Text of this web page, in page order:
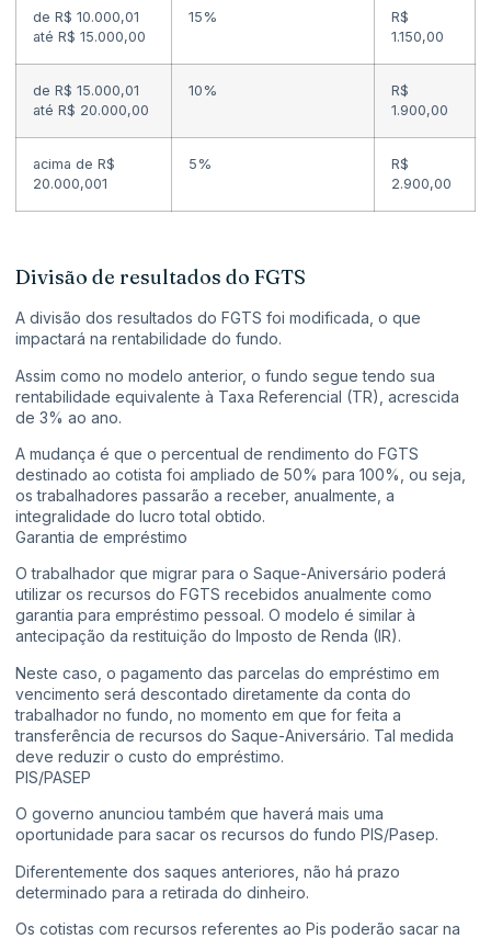
de R$ 10.000,01
até R$ 15.000,00
15%
R$
1.150,00
de R$ 15.000,01
até R$ 20.000,00
10%
R$
1.900,00
acima de R$
20.000,001
5%
R$
2.900,00
Divisão de resultados do FGTS
A divisão dos resultados do FGTS foi modificada, o que
impactará na rentabilidade do fundo.
Assim como no modelo anterior, o fundo segue tendo sua
rentabilidade equivalente à Taxa Referencial (TR), acrescida
de 3% ao ano.
A mudança é que o percentual de rendimento do FGTS
destinado ao cotista foi ampliado de 50% para 100%, ou seja,
os trabalhadores passarão a receber, anualmente, a
integralidade do lucro total obtido.
Garantia de empréstimo
O trabalhador que migrar para o Saque-Aniversário poderá
utilizar os recursos do FGTS recebidos anualmente como
garantia para empréstimo pessoal. O modelo é similar à
antecipação da restituição do Imposto de Renda (IR).
Neste caso, o pagamento das parcelas do empréstimo em
vencimento será descontado diretamente da conta do
trabalhador no fundo, no momento em que for feita a
transferência de recursos do Saque-Aniversário. Tal medida
deve reduzir o custo do empréstimo.
PIS/PASEP
O governo anunciou também que haverá mais uma
oportunidade para sacar os recursos do fundo PIS/Pasep.
Diferentemente dos saques anteriores, não há prazo
determinado para a retirada do dinheiro.
Os cotistas com recursos referentes ao Pis poderão sacar na